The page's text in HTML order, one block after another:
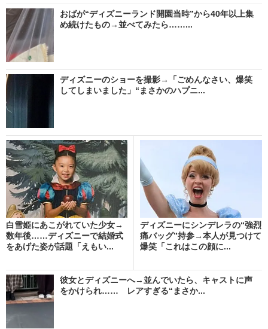
おばが“ディズニーランド開園当時”から40年以上集
め続けたもの→並べてみたら……...
ディズニーのショーを撮影→「ごめんなさい、爆笑
してしまいました」“まさかのハプニ...
白雪姫にあこがれていた少女→
数年後……ディズニーで結婚式
をあげた姿が話題「えもい...
ディズニーにシンデレラの“強烈
痛バッグ”持参→本人が見つけて
爆笑「これはこの顔に...
彼女とディズニーへ→並んでいたら、キャストに声
をかけられ…… レアすぎる“まさか...